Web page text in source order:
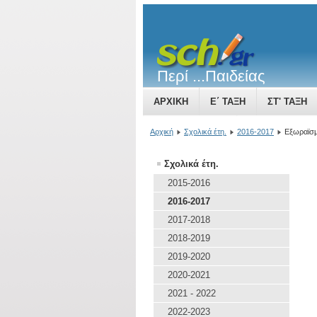
Περί ...Παιδείας
ΑΡΧΙΚΉ Ε΄ ΤΆΞΗ ΣΤ' ΤΆΞΗ
ΤΟ ΒΥΖΑΝΤΙΝΌ ΚΡΆΤΟΣ ΜΙΑ
Αρχική Σχολικά έτη. 2016-2017
Σχολικά έτη.
2015-2016
2016-2017
2017-2018
2018-2019
2019-2020
2020-2021
2021 - 2022
2022-2023